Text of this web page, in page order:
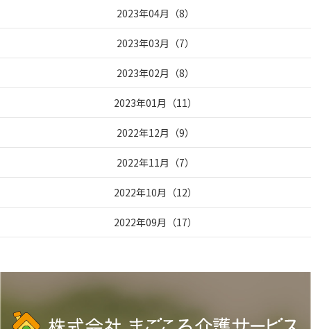
2023年04月 （8）
2023年03月 （7）
2023年02月 （8）
2023年01月 （11）
2022年12月 （9）
2022年11月 （7）
2022年10月 （12）
2022年09月 （17）